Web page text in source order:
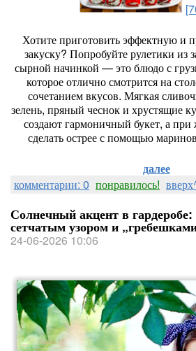
Хотитеприготовитьэффектнуюи
закуску? Попробуйтерулетики из
сырной начинкой — этоблюдос
котороеотличносмотритсяна
сочетаниемвкусов. Мягкая
зелень, пряный чесноки хрустящие
создаютгармоничный букет, апри
сделатьострееспомощью
далее
комментарии: 0 понравилось!
Солнечный акцент в
сетчатым узором и
24-06-2026 10:06